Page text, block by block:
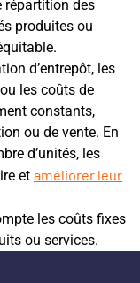
répartition des
produites ou
d’entrepôt, les
les coûts de
constants,
ou de vente. En
d’unités, les
et améliorer leur
les coûts fixes
ou services.